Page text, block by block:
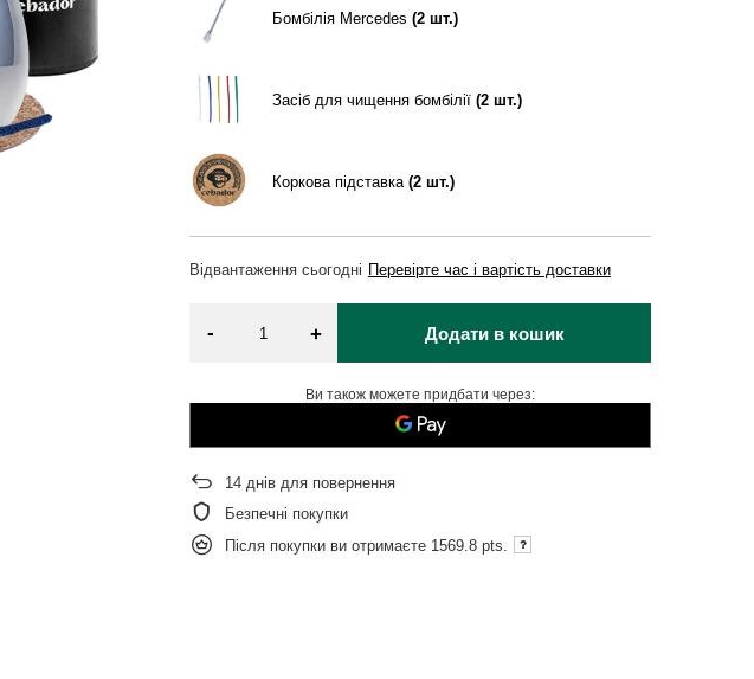
Бомбілія Mercedes (2 шт.)
Засіб для чищення бомбілії (2 шт.)
Коркова підставка(2 шт.)
Відвантаженнясьогодні Перевірте час і вартість доставки
- + Додати в кошик
Ви також можете придбати через:
14 днів для повернення
Безпечні покупки
Після покупки ви отримаєте 1569.8 pts.